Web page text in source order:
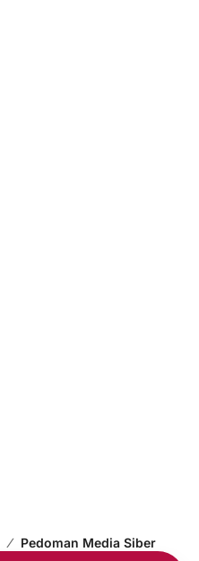
Pedoman Media Siber